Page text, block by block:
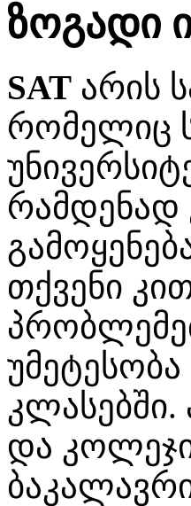
ზოგადი
SAT არის
რომელიც
რამდენად
თქვენი
კლასებში.
და კოლეჯი